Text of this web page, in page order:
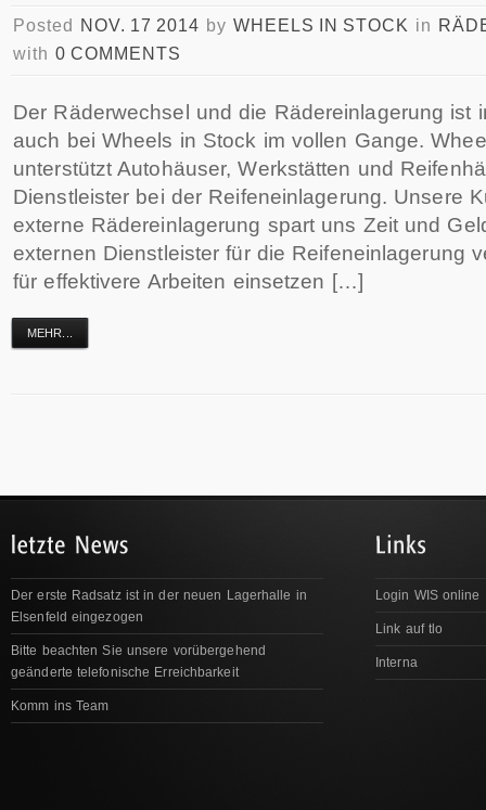
Posted NOV. 17 2014 by WHEELS IN STOCK in
with 0 COMMENTS
Der Räderwechsel und die Rädereinlagerung ist
auch bei Wheels in Stock im vollen Gange.
unterstützt Autohäuser, Werkstätten und
Dienstleister bei der Reifeneinlagerung. Unsere
externe Rädereinlagerung spart uns Zeit und
externen Dienstleister für die Reifeneinlagerung
für effektivere Arbeiten einsetzen […]
MEHR...
Der erste Radsatz ist in der neuen Lagerhalle in
Elsenfeld eingezogen
Bitte beachten Sie unsere vorübergehend
geänderte telefonische Erreichbarkeit
Komm ins Team
Login WIS online
Link auf tlo
Interna